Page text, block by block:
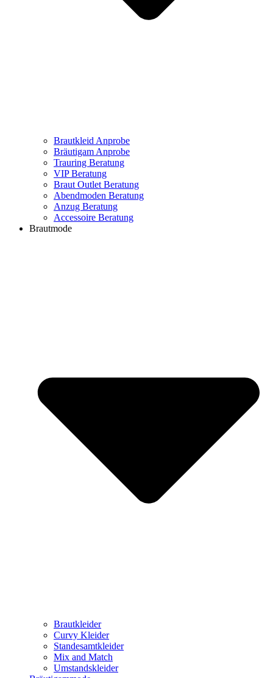
Brautkleid Anprobe
Bräutigam Anprobe
Trauring Beratung
VIP Beratung
Braut Outlet Beratung
Abendmoden Beratung
Anzug Beratung
Accessoire Beratung
Brautmode
Brautkleider
Curvy Kleider
Standesamtkleider
Mix and Match
Umstandskleider